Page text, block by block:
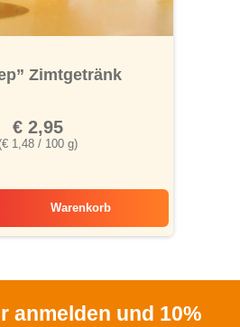
Zimtgetränk
1,48 / 100 g)
€ 2,95
Warenkorb
anmelden und 10%